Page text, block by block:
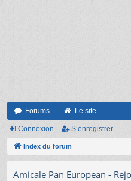
Forums Le site
Connexion S’enregistrer
Index du forum
Amicale Pan European -